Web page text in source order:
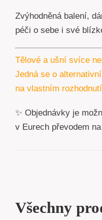
Zvýhodněná balení,
péči o sebe i své
Tělové a ušní svíce
Jedná se o
na vlastním
✨ Objednávky je
v Eurech převodem
Všechny